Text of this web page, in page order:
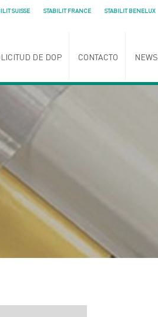
SUISSE STABILIT FRANCE STABILIT BENELUX
DE DOP CONTACTO NEWS